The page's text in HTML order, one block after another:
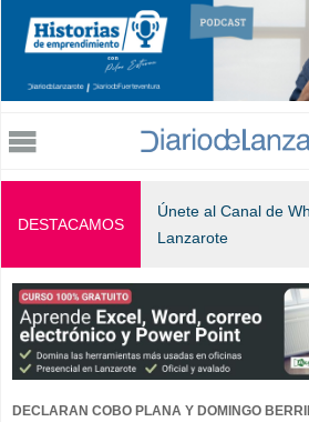
Jump to navigation
DESTACAMOS
Únete al Canal de
Lanzarote
DECLARAN COBO PLANA Y DOMINGO